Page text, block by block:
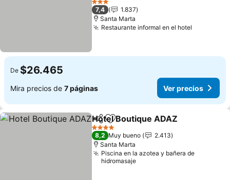
3 Estrellas
7,4
1.837
Santa Marta
Restaurante informal en el hotel
De $26.465
Mira precios de 7 páginas Ver precios
CompartirAgregar a favoritos
Hotel Boutique ADAZ
4 Estrellas
8,2 Muy bueno
2.413
Santa Marta
Piscina en la azotea y bañera de
hidromasaje